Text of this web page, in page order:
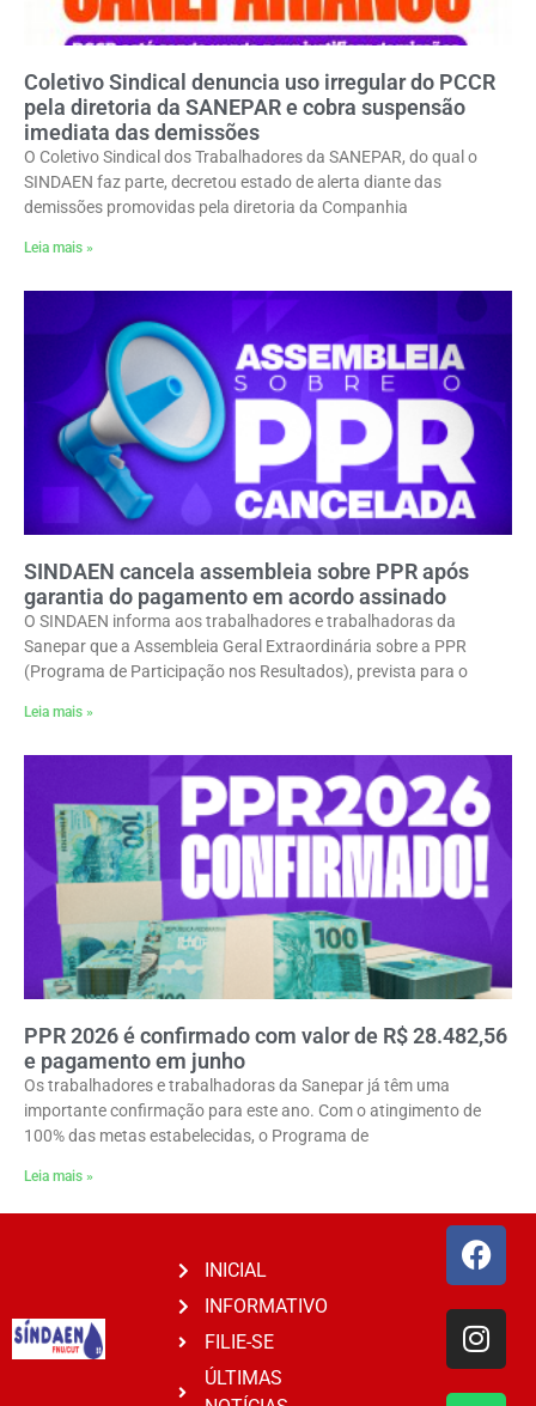
Coletivo Sindical denuncia uso irregular do PCCR
pela diretoria da SANEPAR e cobra suspensão
imediata das demissões
O Coletivo Sindical dos Trabalhadores da SANEPAR, do qual o
SINDAEN faz parte, decretou estado de alerta diante das
demissões promovidas pela diretoria da Companhia
Leia mais »
SINDAEN cancela assembleia sobre PPR após
garantia do pagamento em acordo assinado
O SINDAEN informa aos trabalhadores e trabalhadoras da
Sanepar que a Assembleia Geral Extraordinária sobre a PPR
(Programa de Participação nos Resultados), prevista para o
Leia mais »
PPR 2026 é confirmado com valor de R$ 28.482,56
e pagamento em junho
Os trabalhadores e trabalhadoras da Sanepar já têm uma
importante confirmação para este ano. Com o atingimento de
100% das metas estabelecidas, o Programa de
Leia mais »
INICIAL
INFORMATIVO
FILIE-SE
ÚLTIMAS